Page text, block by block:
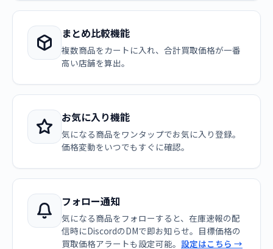
まとめ比較機能
複数商品をカートに入れ、合計買取価格が一番
高い店舗を算出。
お気に入り機能
気になる商品をワンタップでお気に入り登録。
価格変動をいつでもすぐに確認。
フォロー通知
気になる商品をフォローすると、在庫速報の配
信時にDiscordのDMで即お知らせ。目標価格の
買取価格アラートも設定可能。 設定はこちら →